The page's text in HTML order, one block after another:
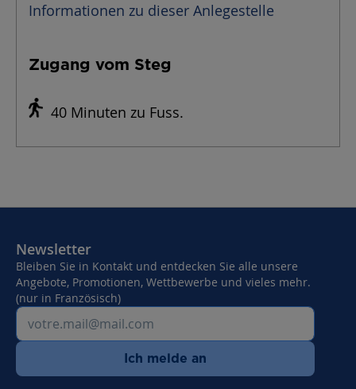
Informationen zu dieser Anlegestelle
Zugang vom Steg
40 Minuten zu Fuss.
Newsletter
Bleiben Sie in Kontakt und entdecken Sie alle unsere
Angebote, Promotionen, Wettbewerbe und vieles mehr.
(nur in Französisch)
Ich melde an